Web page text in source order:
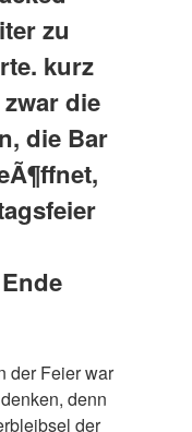
zu
kurz
die
die Bar
der Feier war
denn
der